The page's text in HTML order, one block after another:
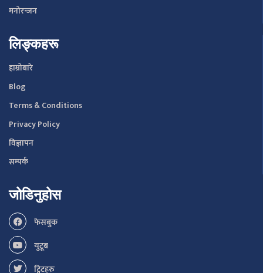
मनोरन्जन
लिङ्कहरू
हाम्रोबारे
Blog
Terms & Conditions
Privacy Policy
विज्ञापन
सम्पर्क
जोडिनुहोस
फेसबुक
युटूब
ट्विटहरु